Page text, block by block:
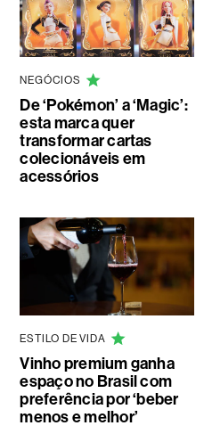
NEGÓCIOS
De ‘Pokémon’ a ‘Magic’:
esta marca quer
transformar cartas
colecionáveis em
acessórios
ESTILO DE VIDA
Vinho premium ganha
espaço no Brasil com
preferência por ‘beber
menos e melhor’